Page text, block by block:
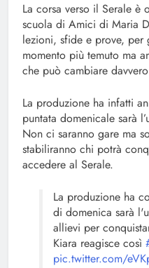
La corsa verso il Serale è
scuola di Amici di Maria
lezioni, sfide e prove,
momento più temuto ma
che può cambiare
La produzione ha infatti
puntata domenicale sarà
Non ci saranno gare ma
stabiliranno chi potrà
accedere al Serale.
La produzione ha
di domenica sarà
allievi per
Kiara reagisce così
pic.twitter.com/